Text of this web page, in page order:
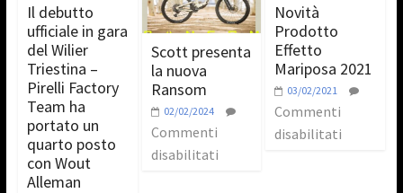
Il debutto
ufficiale in gara
del Wilier
Triestina –
Pirelli Factory
Team ha
portato un
quarto posto
con Wout
Alleman
Scott presenta
la nuova
Ransom
02/02/2024
Commenti
disabilitati
Novità
Prodotto
Effetto
Mariposa 2021
03/02/2021
Commenti
disabilitati